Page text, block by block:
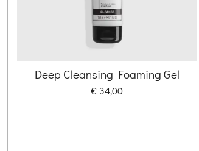
Deep Cleansing Foaming Gel
€ 34,00